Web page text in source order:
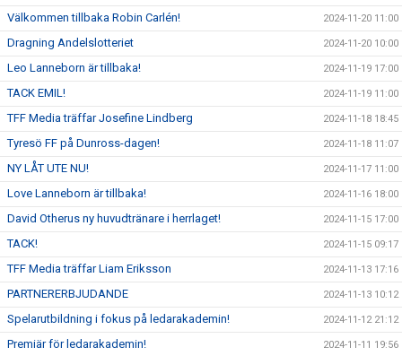
Välkommen tillbaka Robin Carlén! 2024-11-20 11:00
Dragning Andelslotteriet 2024-11-20 10:00
Leo Lanneborn är tillbaka! 2024-11-19 17:00
TACK EMIL! 2024-11-19 11:00
TFF Media träffar Josefine Lindberg 2024-11-18 18:45
Tyresö FF på Dunross-dagen! 2024-11-18 11:07
NY LÅT UTE NU! 2024-11-17 11:00
Love Lanneborn är tillbaka! 2024-11-16 18:00
David Otherus ny huvudtränare i herrlaget! 2024-11-15 17:00
TACK! 2024-11-15 09:17
TFF Media träffar Liam Eriksson 2024-11-13 17:16
PARTNERERBJUDANDE 2024-11-13 10:12
Spelarutbildning i fokus på ledarakademin! 2024-11-12 21:12
Premiär för ledarakademin! 2024-11-11 19:56